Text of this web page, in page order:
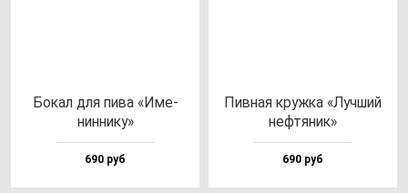
Бокал для пи­ва «Име­
нин­ни­ку»
690 руб
Пив­ная круж­ка «Луч­ший
неф­тя­ник»
690 руб